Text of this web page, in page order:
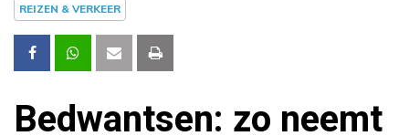
REIZEN & VERKEER
Bedwantsen: zo neemt